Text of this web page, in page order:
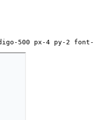
500 px-4 py-2